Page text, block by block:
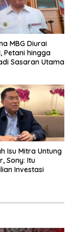
MBG Diurai
Petani hingga
Sasaran Utama
Isu Mitra Untung
Sony: Itu
Investasi